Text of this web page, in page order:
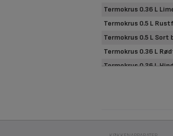
Termokrus 0.36 L
Termokrus 0.5 L
Termokrus 0.5 L Sort
Termokrus 0.36 L
Termokrus 0.36 L